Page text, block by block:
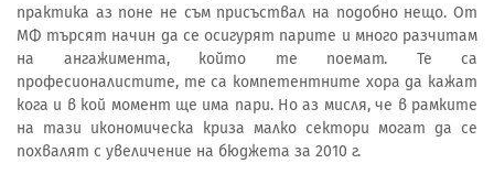
практика аз поне не съм присъствал на подобно нещо. От
МФ търсят начин да се осигурят парите и много разчитам
на ангажимента, който те поемат. Те са
професионалистите, те са компетентните хора да кажат
кога и в кой момент ще има пари. Но аз мисля, че в рамките
на тази икономическа криза малко сектори могат да се
похвалят с увеличение на бюджета за 2010 г.